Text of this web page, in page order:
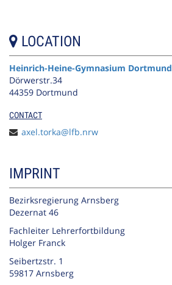
LOCATION
Heinrich-Heine-Gymnasium Dortmund
Dörwerstr.34
44359 Dortmund
CONTACT
axel.torka@lfb.nrw
IMPRINT
Bezirksregierung Arnsberg
Dezernat 46
Fachleiter Lehrerfortbildung
Holger Franck
Seibertzstr. 1
59817 Arnsberg